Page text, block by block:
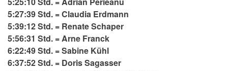
5:27:39 Std. = Claudia Erdmann
5:39:12 Std. = Renate Schaper
5:56:31 Std. = Arne Franck
6:22:49 Std. = Sabine Kühl
6:37:52 Std. = Doris Sagasser